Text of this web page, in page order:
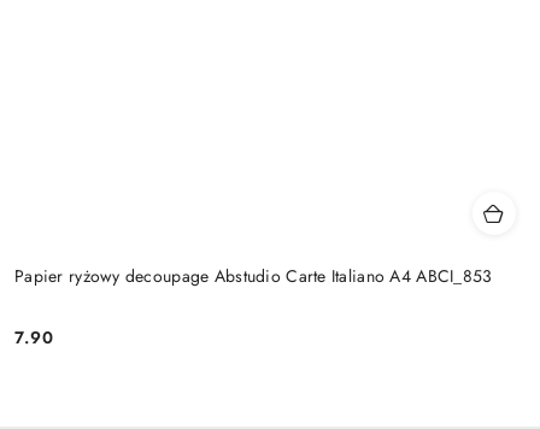
Papier ryżowy decoupage Abstudio Carte Italiano A4 ABCI_853
Cena:
7.90